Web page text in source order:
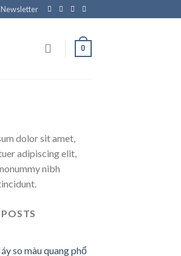
Newsletter
0
dolor sit amet,
adipiscing elit,
nibh
so màu quang phổ